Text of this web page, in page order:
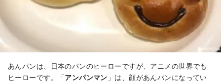
あんパンは、日本のパンのヒーローですが、アニメの世界でも
ヒーローです。「アンパンマン 」は、顔があんパンになってい